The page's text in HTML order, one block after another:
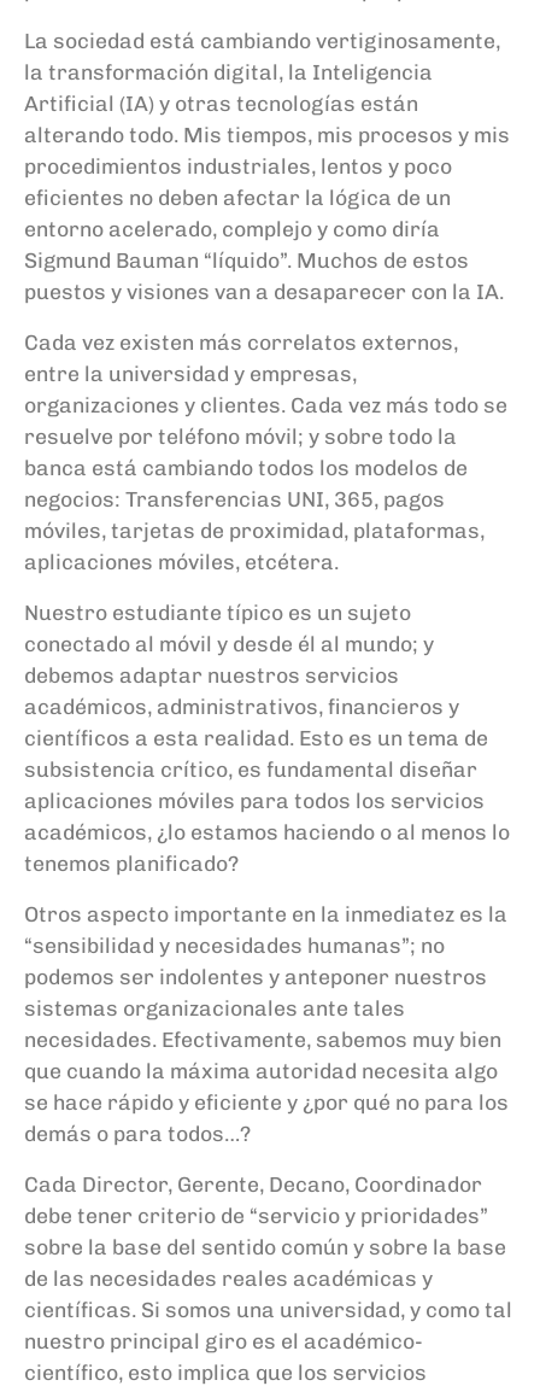
La sociedad está cambiando vertiginosamente,
la transformación digital, la Inteligencia
Artificial (IA) y otras tecnologías están
alterando todo. Mis tiempos, mis procesos y mis
procedimientos industriales, lentos y poco
eficientes no deben afectar la lógica de un
entorno acelerado, complejo y como diría
Sigmund Bauman “líquido”. Muchos de estos
puestos y visiones van a desaparecer con la IA.
Cada vez existen más correlatos externos,
entre la universidad y empresas,
organizaciones y clientes. Cada vez más todo se
resuelve por teléfono móvil; y sobre todo la
banca está cambiando todos los modelos de
negocios: Transferencias UNI, 365, pagos
móviles, tarjetas de proximidad, plataformas,
aplicaciones móviles, etcétera.
Nuestro estudiante típico es un sujeto
conectado al móvil y desde él al mundo; y
debemos adaptar nuestros servicios
académicos, administrativos, financieros y
científicos a esta realidad. Esto es un tema de
subsistencia crítico, es fundamental diseñar
aplicaciones móviles para todos los servicios
académicos, ¿lo estamos haciendo o al menos lo
tenemos planificado?
Otros aspecto importante en la inmediatez es la
“sensibilidad y necesidades humanas”; no
podemos ser indolentes y anteponer nuestros
sistemas organizacionales ante tales
necesidades. Efectivamente, sabemos muy bien
que cuando la máxima autoridad necesita algo
se hace rápido y eficiente y ¿por qué no para los
demás o para todos…?
Cada Director, Gerente, Decano, Coordinador
debe tener criterio de “servicio y prioridades”
sobre la base del sentido común y sobre la base
de las necesidades reales académicas y
científicas. Si somos una universidad, y como tal
nuestro principal giro es el académico-
científico, esto implica que los servicios